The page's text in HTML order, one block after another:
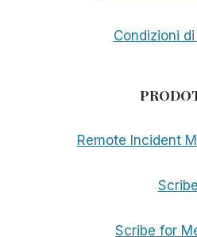
Condizioni
Remote Incident
Scribe
Scribe for